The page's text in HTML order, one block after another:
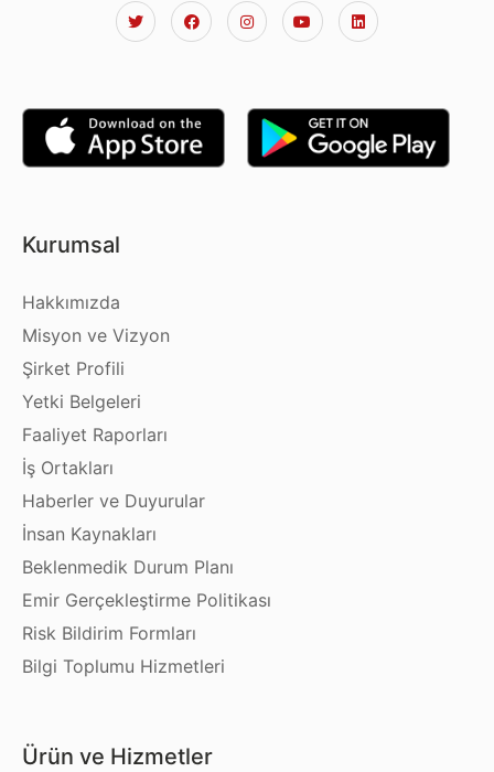
Kurumsal
Hakkımızda
Misyon ve Vizyon
Şirket Profili
Yetki Belgeleri
Faaliyet Raporları
İş Ortakları
Haberler ve Duyurular
İnsan Kaynakları
Beklenmedik Durum Planı
Emir Gerçekleştirme Politikası
Risk Bildirim Formları
Bilgi Toplumu Hizmetleri
Ürün ve Hizmetler